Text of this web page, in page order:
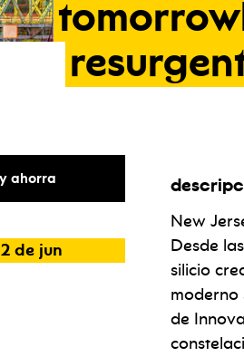
ahorra
de jun
New
Desde
silicio
moderno
de